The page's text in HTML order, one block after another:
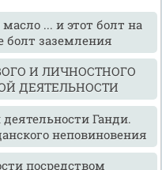
... и этот болт на
болт заземления
И ЛИЧНОСТНОГО
ДЕЯТЕЛЬНОСТИ
Ганди.
неповиновения
посредством